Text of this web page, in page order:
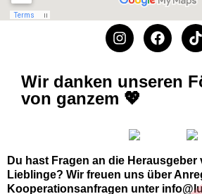
Wir danken unseren
von ganzem 💖
Du hast Fragen an die
Lieblinge? Wir freuen uns über
Kooperationsanfragen unter